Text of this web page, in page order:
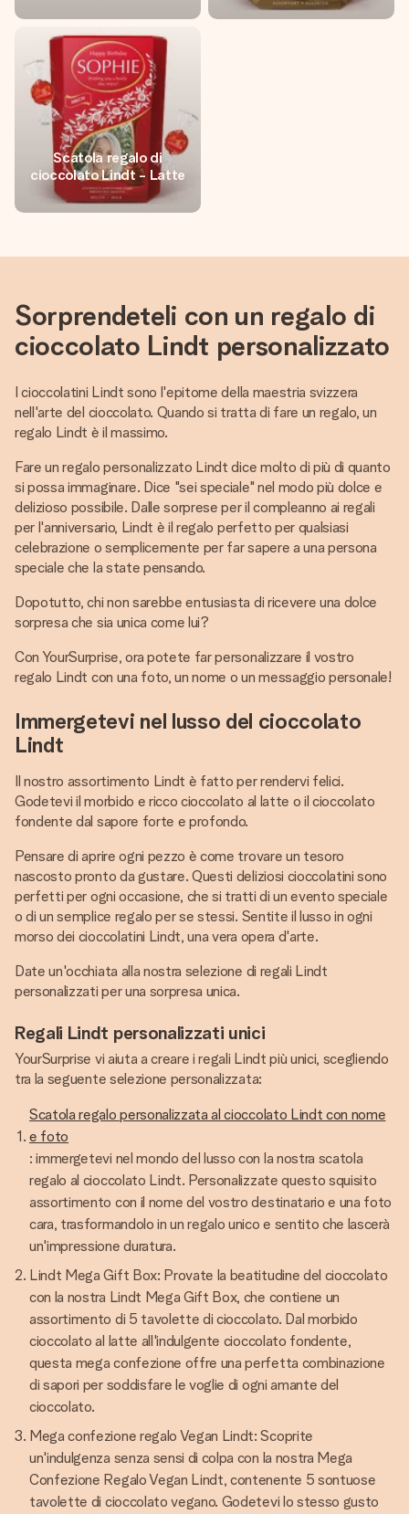
Scatola regalo di
cioccolato Lindt - Latte
Sorprendeteli con un regalo di
cioccolato Lindt personalizzato
I cioccolatini Lindt sono l'epitome della maestria svizzera
nell'arte del cioccolato. Quando si tratta di fare un regalo, un
regalo Lindt è il massimo.
Fare un regalo personalizzato Lindt dice molto di più di quanto
si possa immaginare. Dice "sei speciale" nel modo più dolce e
delizioso possibile. Dalle sorprese per il compleanno ai regali
per l'anniversario, Lindt è il regalo perfetto per qualsiasi
celebrazione o semplicemente per far sapere a una persona
speciale che la state pensando.
Dopotutto, chi non sarebbe entusiasta di ricevere una dolce
sorpresa che sia unica come lui?
Con YourSurprise, ora potete far personalizzare il vostro
regalo Lindt con una foto, un nome o un messaggio personale!
Immergetevi nel lusso del cioccolato
Lindt
Il nostro assortimento Lindt è fatto per rendervi felici.
Godetevi il morbido e ricco cioccolato al latte o il cioccolato
fondente dal sapore forte e profondo.
Pensare di aprire ogni pezzo è come trovare un tesoro
nascosto pronto da gustare. Questi deliziosi cioccolatini sono
perfetti per ogni occasione, che si tratti di un evento speciale
o di un semplice regalo per se stessi. Sentite il lusso in ogni
morso dei cioccolatini Lindt, una vera opera d'arte.
Date un'occhiata alla nostra selezione di regali Lindt
personalizzati per una sorpresa unica.
Regali Lindt personalizzati unici
YourSurprise vi aiuta a creare i regali Lindt più unici, scegliendo
tra la seguente selezione personalizzata:
Scatola regalo personalizzata al cioccolato Lindt con nome
e foto
: immergetevi nel mondo del lusso con la nostra scatola
regalo al cioccolato Lindt. Personalizzate questo squisito
assortimento con il nome del vostro destinatario e una foto
cara, trasformandolo in un regalo unico e sentito che lascerà
un'impressione duratura.
Lindt Mega Gift Box: Provate la beatitudine del cioccolato
con la nostra Lindt Mega Gift Box, che contiene un
assortimento di 5 tavolette di cioccolato. Dal morbido
cioccolato al latte all'indulgente cioccolato fondente,
questa mega confezione offre una perfetta combinazione
di sapori per soddisfare le voglie di ogni amante del
cioccolato.
Mega confezione regalo Vegan Lindt: Scoprite
un'indulgenza senza sensi di colpa con la nostra Mega
Confezione Regalo Vegan Lindt, contenente 5 sontuose
tavolette di cioccolato vegano. Godetevi lo stesso gusto